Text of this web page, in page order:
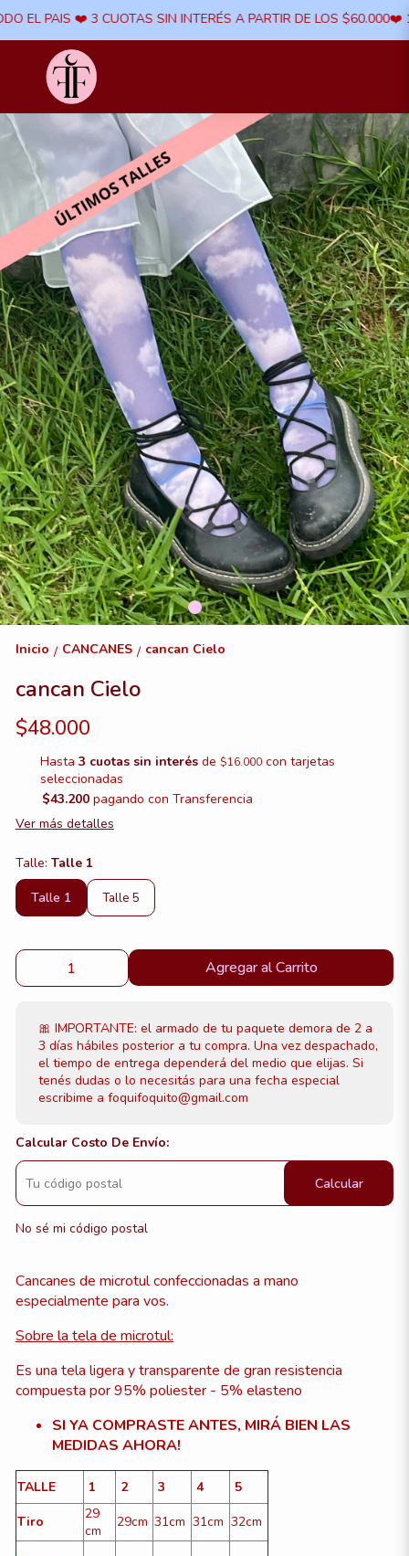
PAIS ​❤️ 3 CUOTAS SIN INTERÉS A PARTIR DE LOS $60.000​❤️
Inicio / CANCANES / cancan Cielo
cancan Cielo
$48.000
Hasta3 cuotas sin interés de$16.000 con tarjetas
seleccionadas
$43.200pagando con Transferencia
Ver más detalles
Talle: Talle 1
Talle 1
Talle 5
Agregar al Carrito
🎀 IMPORTANTE: el armado de tu paquete demora de 2 a
3 días hábiles posterior a tu compra. Una vez despachado,
el tiempo de entrega dependerá del medio que elijas. Si
tenés dudas o lo necesitás para una fecha especial
escribime a foquifoquito@gmail.com
Calcular Costo De Envío:
Calcular
No sé mi código postal
Cancanes de microtul confeccionadas a mano
especialmente para vos.
Sobre la tela de microtul:
Es una tela ligera y transparente de gran resistencia
compuesta por 95% poliester - 5% elasteno
SI YA COMPRASTE ANTES, MIRÁ BIEN LAS
MEDIDAS AHORA!
TALLE 1 2 3 4
5
Tiro
29
cm
29cm 31cm 31cm 32cm